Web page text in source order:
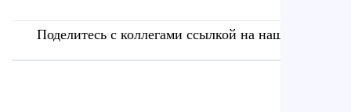
Поделитесь с коллегами ссылкой на наш сайт